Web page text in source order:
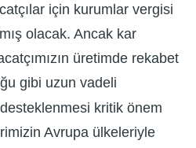
için kurumlar vergisi
olacak. Ancak kar
üretimde rekabet
gibi uzun vadeli
kritik önem
Avrupa ülkeleriyle